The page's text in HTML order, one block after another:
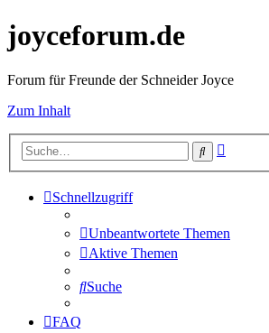
joyceforum.de
Forum für Freunde der Schneider Joyce
Zum Inhalt
Suche
Schnellzugriff
Unbeantwortete Themen
Aktive Themen
Suche
FAQ